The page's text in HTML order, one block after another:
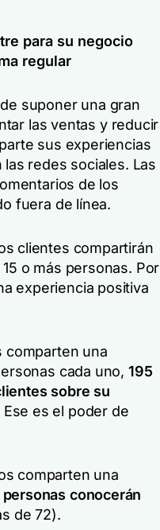
para su negocio
regular
suponer una gran
las ventas y reducir
sus experiencias
redes sociales. Las
de los
fuera de línea.
clientes compartirán
o más personas. Por
experiencia positiva
comparten una
cada uno, 195
sobre su
Ese es el poder de
comparten una
conocerán
de 72).